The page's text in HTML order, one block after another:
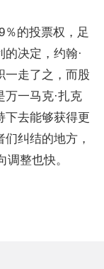
％的投票权，足
决定，约翰·
一走了之，而股
万一马克·扎克
下去能够获得更
纠结的地方，
整也快。